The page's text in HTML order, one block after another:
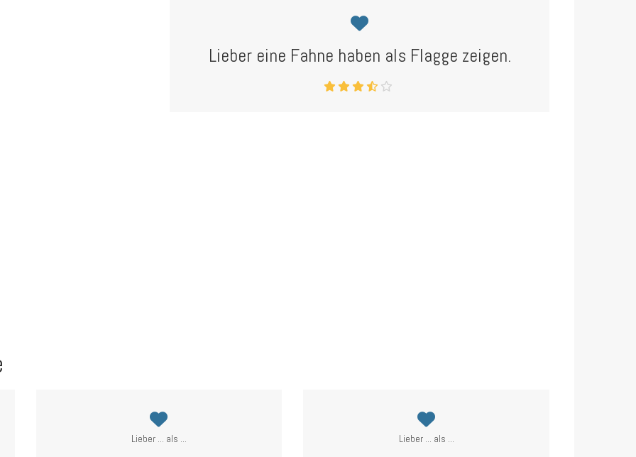
Lieber eine Fahne haben als Flagge zeigen.
Lieber ... als ... Lieber ... als ...